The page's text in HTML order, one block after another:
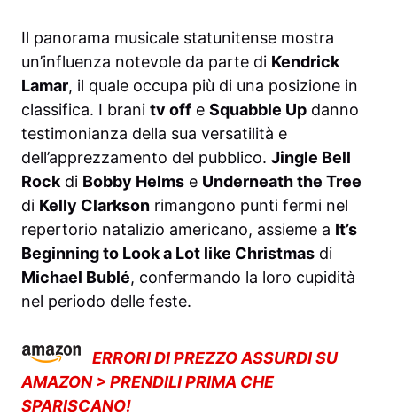
Il panorama musicale statunitense mostra
un’influenza notevole da parte di Kendrick
Lamar, il quale occupa più di una posizione in
classifica. I brani tv off e Squabble Up danno
testimonianza della sua versatilità e
dell’apprezzamento del pubblico. Jingle Bell
Rock di Bobby Helms e Underneath the Tree
di Kelly Clarkson rimangono punti fermi nel
repertorio natalizio americano, assieme a It’s
Beginning to Look a Lot like Christmas di
Michael Bublé, confermando la loro cupidità
nel periodo delle feste.
ERRORI DI PREZZO ASSURDI SU
AMAZON > PRENDILI PRIMA CHE
SPARISCANO!